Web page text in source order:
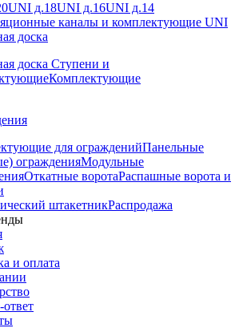
UNI д.18UNI д.16UNI д.14
каналы и комплектующие UNI
доска
доска Ступени и
Комплектующие
для огражденийПанельные
огражденияМодульные
Откатные воротаРаспашные ворота и
штакетникРаспродажа
и оплата